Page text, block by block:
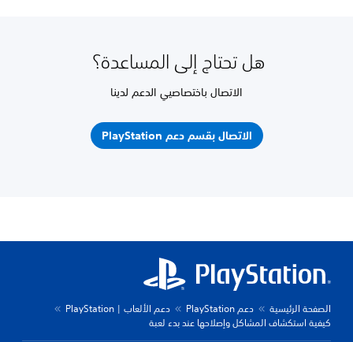
هل تحتاج إلى المساعدة؟
الاتصال باختصاصيي الدعم لدينا
الاتصال بقسم دعم PlayStation
الصفحة الرئيسية دعم PlayStation
دعم الألعاب | PlayStation
كيفية استكشاف المشاكل وإصلاحها عند بدء لعبة